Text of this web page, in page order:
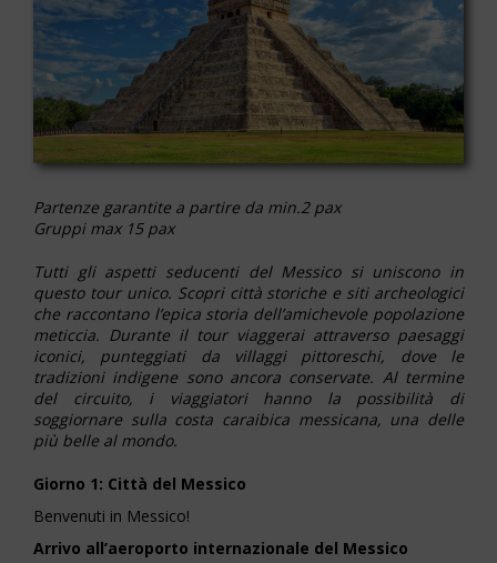
Partenze garantite a partire da min.2 pax
Gruppi max 15 pax
Tutti gli aspetti seducenti del Messico si uniscono in
questo tour unico. Scopri città storiche e siti archeologici
che raccontano l’epica storia dell’amichevole popolazione
meticcia. Durante il tour viaggerai attraverso paesaggi
iconici, punteggiati da villaggi pittoreschi, dove le
tradizioni indigene sono ancora conservate. Al termine
del circuito, i viaggiatori hanno la possibilità di
soggiornare sulla costa caraibica messicana, una delle
più belle al mondo.
Giorno 1: Città del Messico
Benvenuti in Messico!
Arrivo all’aeroporto internazionale del Messico